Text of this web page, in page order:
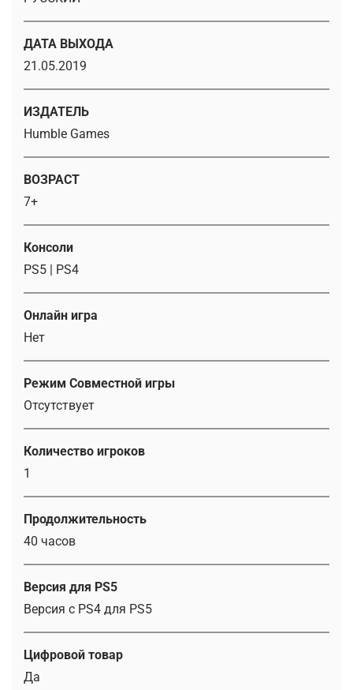
ДАТА ВЫХОДА
21.05.2019
ИЗДАТЕЛЬ
Humble Games
ВОЗРАСТ
7+
Консоли
PS5 | PS4
Онлайн игра
Нет
Режим Совместной игры
Отсутствует
Количество игроков
1
Продолжительность
40 часов
Версия для PS5
Версия с PS4 для PS5
Цифровой товар
Да